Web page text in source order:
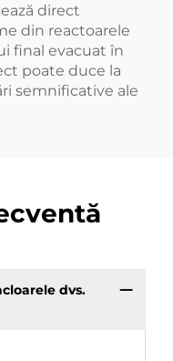
direct
din reactoarele
final evacuat în
poate duce la
semnificative ale
dvs.